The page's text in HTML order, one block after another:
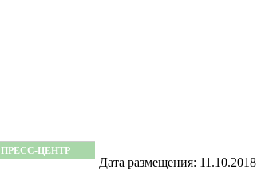
ПРЕСС-ЦЕНТР
Дата размещения: 11.10.2018